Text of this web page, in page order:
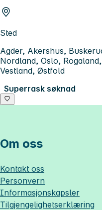
Sted
Agder, Akershus,
Nordland, Oslo,
Vestland, Østfold
Superrask søknad
Om oss
Kontakt oss
Personvern
Informasjonskapsler
Tilgjengelighetserklæring